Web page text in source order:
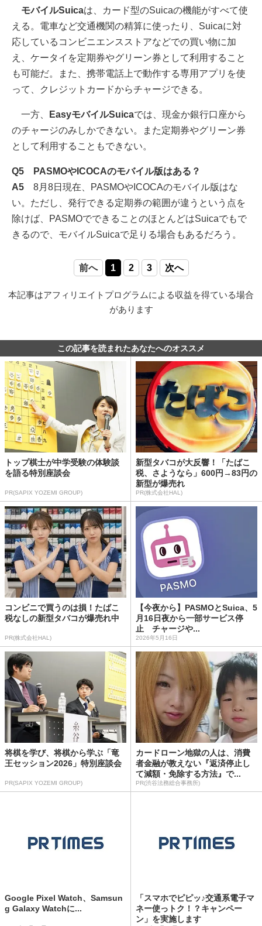
モバイルSuicaは、カード型のSuicaの機能がすべて使
える。電車など交通機関の精算に使ったり、Suicaに対
応しているコンビニエンスストアなどでの買い物に加
え、ケータイを定期券やグリーン券として利用すること
も可能だ。また、携帯電話上で動作する専用アプリを使
って、クレジットカードからチャージできる。
一方、 EasyモバイルSuicaでは、現金か銀行口座から
のチャージのみしかできない。また定期券やグリーン券
として利用することもできない。
Q5 PASMOやICOCAのモバイル版はある？
A5 8月8日現在、PASMOやICOCAのモバイル版はな
い。ただし、発行できる定期券の範囲が違うという点を
除けば、PASMOでできることのほとんどはSuicaでもで
きるので、モバイルSuicaで足りる場合もあるだろう。
前へ 1 2 3 次へ
本記事はアフィリエイトプログラムによる収益を得ている場合
があります
この記事を読まれたあなたへのオススメ
トップ棋士が中学受験の体験談
を語る特別座談会
PR(SAPIX YOZEMI GROUP)
新型タバコが大反響！「たばこ
税、さようなら」600円→83円の
新型が爆売れ
PR(株式会社HAL)
コンビニで買うのは損！たばこ
税なしの新型タバコが爆売れ中
PR(株式会社HAL)
【今夜から】PASMOとSuica、5
月16日夜から一部サービス停
止 チャージや...
2026年5月16日
将棋を学び、将棋から学ぶ「竜
王セッション2026」特別座談会
PR(SAPIX YOZEMI GROUP)
カードローン地獄の人は、消費
者金融が教えない『返済停止し
て減額・免除する方法』で...
PR(渋谷法務総合事務所)
Google Pixel Watch、Samsun
g Galaxy Watchに...
「スマホでピピッ♪交通系電子マ
ネー使っトク！？キャンペー
ン」を実施します